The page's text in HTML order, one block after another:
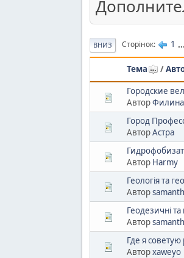
ВНИЗ Сторінок 1 ...
Тема /
Городские
АвторФилина
Город
АвторАстра
Автор Harmy
Геологія та
Автор
Геодезичні та
Автор
Где я
Авторxaweyo